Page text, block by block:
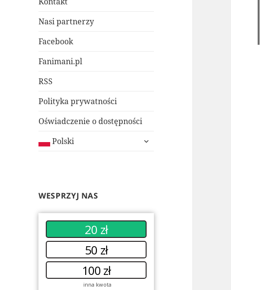
Nasi partnerzy
Facebook
Fanimani.pl
RSS
Polityka prywatności
Oświadczenie o dostępności
Polski
rozwiń
WESPRZYJ NAS
20 zł
50 zł
100 zł
inna kwota